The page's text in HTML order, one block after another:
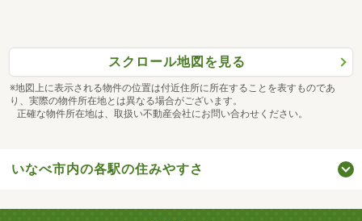
スクロール地図を見る
※地図上に表示される物件の位置は付近住所に所在することを表すものであ
り、実際の物件所在地とは異なる場合がございます。
正確な物件所在地は、取扱い不動産会社にお問い合わせください。
いなべ市内の各駅の住みやすさ